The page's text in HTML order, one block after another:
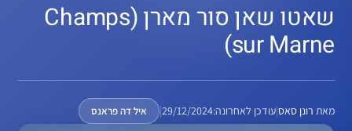
שאטו שאן סור מארן (Champs
sur Marne)
מאת רונן סאס|עודכן לאחרונה:29/12/2024
| איל דה פראנס